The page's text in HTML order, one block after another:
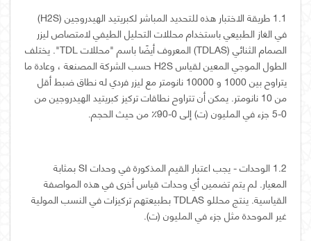
1.1 طريقة الاختبار هذه للتحديد المباشر لكبريتيد الهيدروجين (H2S)
في الغاز الطبيعي باستخدام محللات التحليل الطيفي لامتصاص ليزر
الصمام الثنائي (TDLAS) المعروف أيضًا باسم "محللات TDL". يختلف
الطول الموجي المعين لقياس H2S حسب الشركة المصنعة ، وعادة ما
يتراوح بين 1000 و 10000 نانومتر مع ليزر فردي له نطاق ضبط أقل
من 10 نانومتر. يمكن أن تتراوح نطاقات تركيز كبريتيد الهيدروجين من
0-5 جزء في المليون (ت) إلى 0-90٪ من حيث الحجم.
1.2 الوحدات - يجب اعتبار القيم المذكورة في وحدات SI بمثابة
المعيار. لم يتم تضمين أي وحدات قياس أخرى في هذه المواصفة
القياسية. ينتج محللو TDLAS بطبيعتهم تركيزات في النسب المولية
غير الموحدة مثل جزء في المليون (ت).